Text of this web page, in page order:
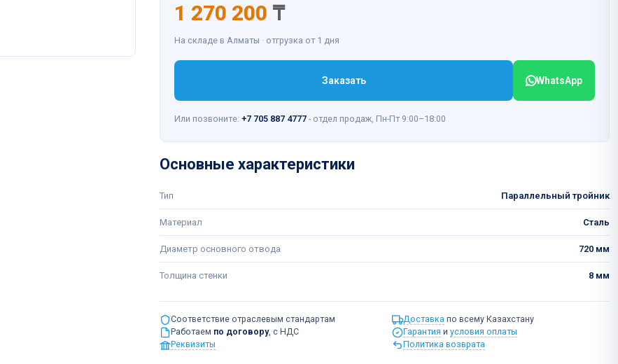
1 270 200 ₸
На складе в Алматы · отгрузка от 1 дня
Заказать WhatsApp
Или позвоните: +7 705 887 4777 - отдел продаж, Пн-Пт 9:00–18:00
Основные характеристики
Тип Параллельный тройник
Материал Сталь
Диаметр основного отвода 720 мм
Толщина стенки 8 мм
Соответствие отраслевым стандартам
Работаем по договору, с НДС
Реквизиты
Доставка по всему Казахстану
Гарантия и условия оплаты
Политика возврата